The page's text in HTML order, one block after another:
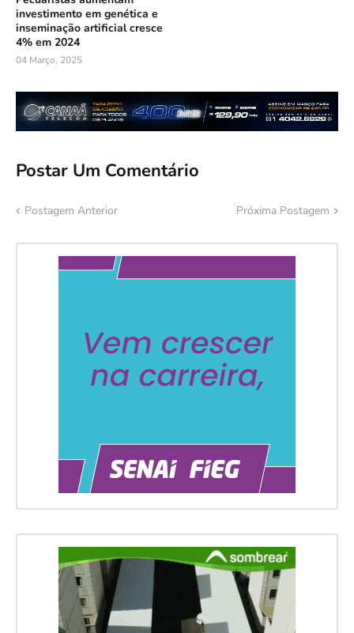
investimento em genética e
inseminação artificial cresce
4% em 2024
04 Março, 2025
Postar Um Comentário
Postagem Anterior Próxima Postagem